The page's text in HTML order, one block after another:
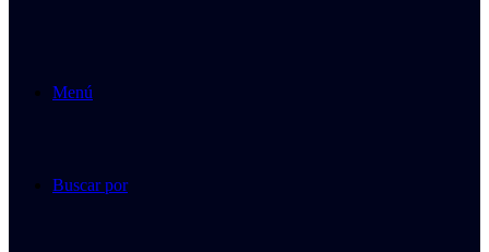
Menú
Buscar por